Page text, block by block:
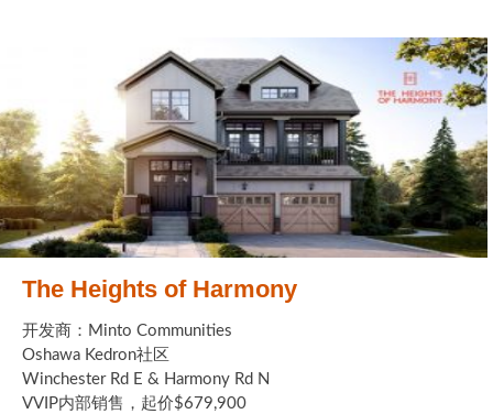
The Heights of Harmony
开发商：Minto Communities
Oshawa Kedron社区
Winchester Rd E & Harmony Rd N
VVIP内部销售，起价$679,900